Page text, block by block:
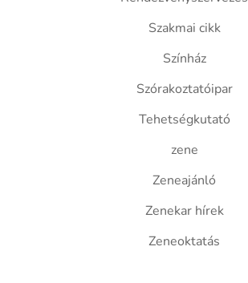
Szakmai cikk
Színház
Szórakoztatóipar
Tehetségkutató
zene
Zeneajánló
Zenekar hírek
Zeneoktatás